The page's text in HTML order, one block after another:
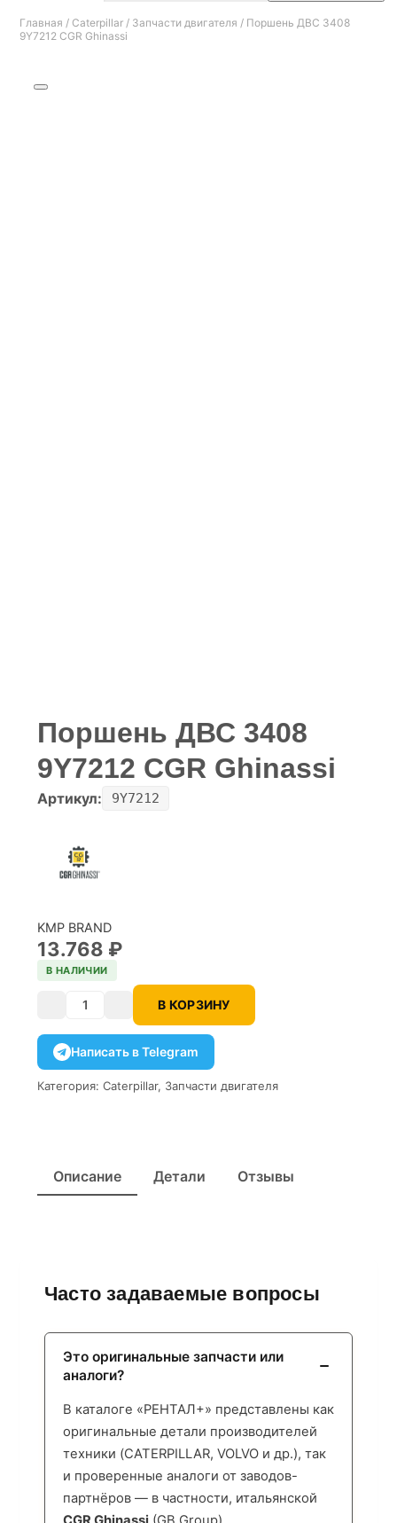
Главная / Caterpillar / Запчасти двигателя / Поршень ДВС 3408
9Y7212 CGR Ghinassi
Поршень ДВС 3408
9Y7212 CGR Ghinassi
Артикул: 9Y7212
KMP BRAND
13.768 ₽
В НАЛИЧИИ
Количество В КОРЗИНУ
Написать в Telegram
Категория: Caterpillar, Запчасти двигателя
Описание Детали Отзывы
Часто задаваемые вопросы
Это оригинальные запчасти или
аналоги?
В каталоге «РЕНТАЛ+» представлены как
оригинальные детали производителей
техники (CATERPILLAR, VOLVO и др.), так
и проверенные аналоги от заводов-
партнёров — в частности, итальянской